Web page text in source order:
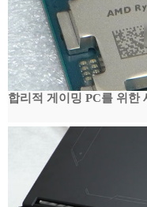
합리적 게이밍 PC를 위한